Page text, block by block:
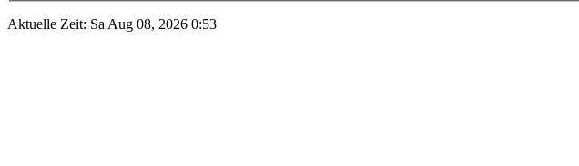
Aktuelle Zeit: Sa Aug 08, 2026 0:53